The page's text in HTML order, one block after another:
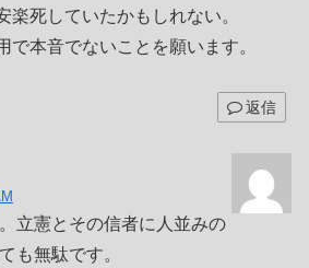
楽死していたかもしれない。
で本音でないことを願います。
返信
立憲とその信者に人並みの
も無駄です。